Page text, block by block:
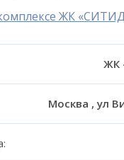
ЖК
ЖК
Москва , ул